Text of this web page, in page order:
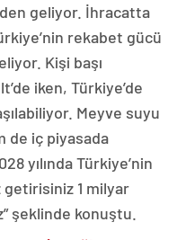
geliyor. İhracatta
rekabet gücü
Kişi başı
iken, Türkiye’de
Meyve suyu
de iç piyasada
yılında Türkiye’nin
1 milyar
şeklinde konuştu.